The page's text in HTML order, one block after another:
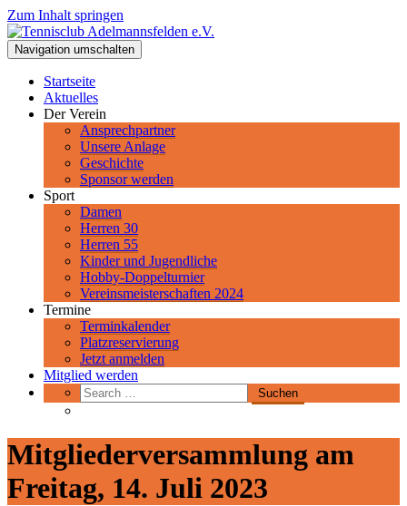
Zum Inhalt springen
Tennisclub Adelmannsfelden e.V.
Spiel, Satz und Sieg! Herzlich Willkommen beim Tennisclub
Adelmannsfelden im schwäbischen Ostalbkreis.
Navigation umschalten
Startseite
Aktuelles
Der Verein
Ansprechpartner
Unsere Anlage
Geschichte
Sponsor werden
Sport
Damen
Herren 30
Herren 55
Kinder und Jugendliche
Hobby-Doppelturnier
Vereinsmeisterschaften 2024
Termine
Terminkalender
Platzreservierung
Jetzt anmelden
Mitglied werden
Mitgliederversammlung am
Freitag, 14. Juli 2023